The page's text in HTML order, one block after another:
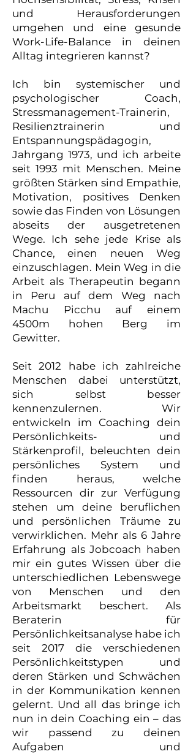
und Herausforderungen
umgehen und eine gesunde
Work-Life-Balance in deinen
Alltag integrieren kannst?
Ich bin systemischer und
psychologischer Coach,
Stressmanagement-Trainerin,
Resilienztrainerin und
Entspannungspädagogin,
Jahrgang 1973, und ich arbeite
seit 1993 mit Menschen. Meine
größten Stärken sind Empathie,
Motivation, positives Denken
sowie das Finden von Lösungen
abseits der ausgetretenen
Wege. Ich sehe jede Krise als
Chance, einen neuen Weg
einzuschlagen. Mein Weg in die
Arbeit als Therapeutin begann
in Peru auf dem Weg nach
Machu Picchu auf einem
4500m hohen Berg im
Gewitter.
Seit 2012 habe ich zahlreiche
Menschen dabei unterstützt,
sich selbst besser
kennenzulernen. Wir
entwickeln im Coaching dein
Persönlichkeits- und
Stärkenprofil, beleuchten dein
persönliches System und
finden heraus, welche
Ressourcen dir zur Verfügung
stehen um deine beruflichen
und persönlichen Träume zu
verwirklichen. Mehr als 6 Jahre
Erfahrung als Jobcoach haben
mir ein gutes Wissen über die
unterschiedlichen Lebenswege
von Menschen und den
Arbeitsmarkt beschert. Als
Beraterin für
Persönlichkeitsanalyse habe ich
seit 2017 die verschiedenen
Persönlichkeitstypen und
deren Stärken und Schwächen
in der Kommunikation kennen
gelernt. Und all das bringe ich
nun in dein Coaching ein – das
wir passend zu deinen
Aufgaben und